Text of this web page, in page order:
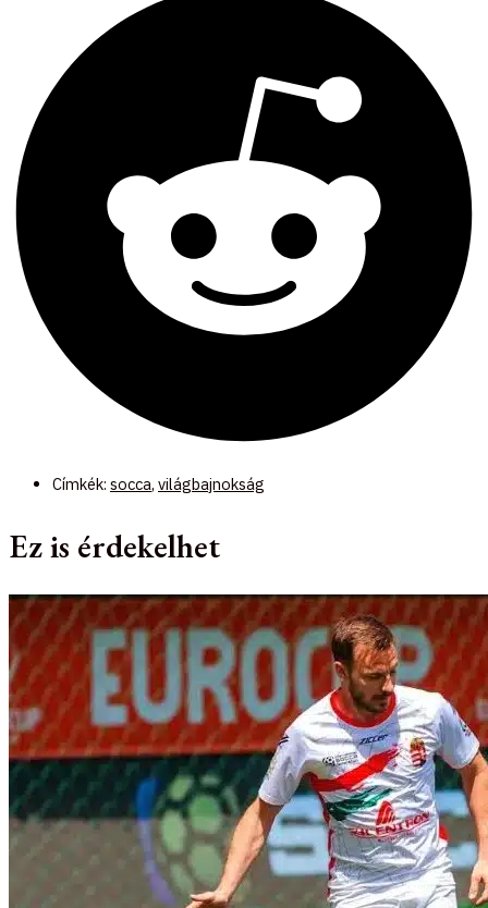
Címkék: socca, világbajnokság
Ez is érdekelhet